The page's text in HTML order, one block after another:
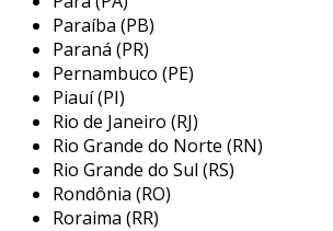
projeto de máquinas industriais é
exige uma abordagem metódica. as
principais incluem:
definição de requisitos:
projeto, é fundamental entender as
necessidades do cliente e as
especificações do produto final.
Paraíba (PB)
Paraná (PR)
Pernambuco (PE)
Piauí (PI)
Rio de Janeiro (RJ)
Rio Grande do Norte (RN)
Rio Grande do Sul (RS)
Rondônia (RO)
Roraima (RR)